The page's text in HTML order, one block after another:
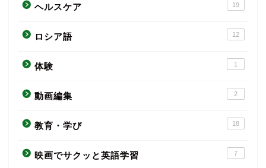
ヘルスケア 19
ロシア語 12
体験 1
動画編集 2
教育・学び 18
映画でサクッと英語学習 7